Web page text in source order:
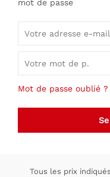
mot de passe
Mot de passe oublié ?
Tous les prix